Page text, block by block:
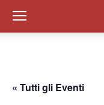
« Tutti gli Eventi